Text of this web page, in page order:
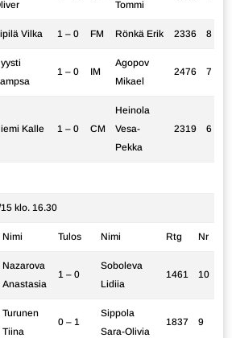
Tommi
Vilka 1 – 0 FM Rönkä Erik 2336 8
1 – 0 IM
Agopov
Mikael
2476 7
Kalle 1 – 0 CM
Heinola
Vesa-
Pekka
2319 6
klo. 16.30
Nimi Tulos Nimi Rtg Nr
Nazarova
Anastasia
1 – 0
Soboleva
Lidiia
1461 10
Turunen
Tiina
0 – 1
Sippola
Sara-Olivia
1837 9